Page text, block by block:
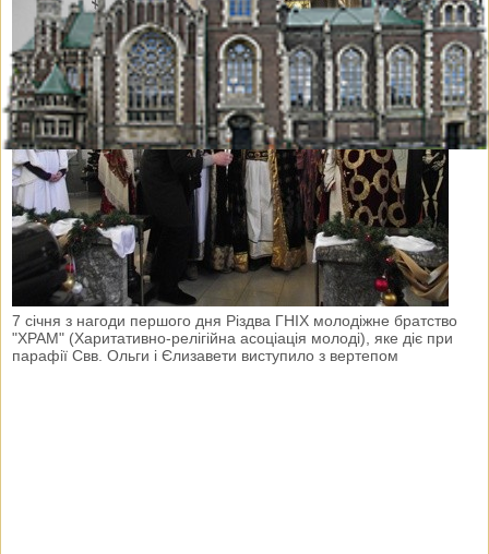
7 січня з нагоди першого дня Різдва ГНІХ молодіжне братство
"ХРАМ" (Харитативно-релігійна асоціація молоді), яке діє при
парафії Свв. Ольги і Єлизавети виступило з вертепом